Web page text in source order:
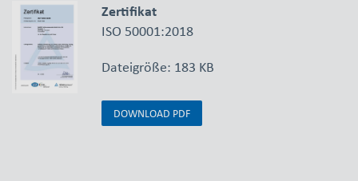
Zertifikat
ISO 50001:2018
Dateigröße: 183 KB
DOWNLOAD PDF